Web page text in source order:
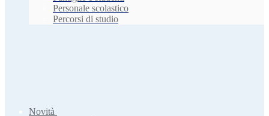
Personale scolastico
Percorsi di studio
Novità